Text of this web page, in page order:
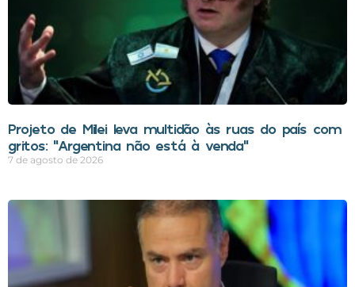
Projeto de Milei leva multidão às ruas do país com
gritos: “Argentina não está à venda”
7 de agosto de 2026